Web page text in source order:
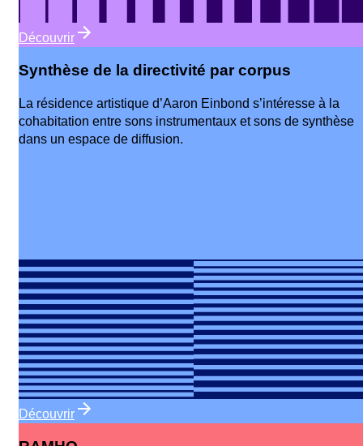
Découvrir
Synthèse de la directivité par corpus
La résidence artistique d’Aaron Einbond s’intéresse à la
cohabitation entre sons instrumentaux et sons de synthèse
dans un espace de diffusion.
Découvrir